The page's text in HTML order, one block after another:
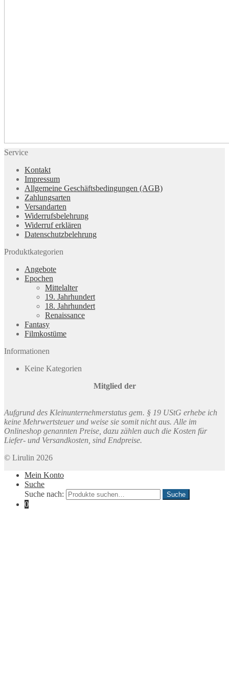
Service
Kontakt
Impressum
Allgemeine Geschäftsbedingungen (AGB)
Zahlungsarten
Versandarten
Widerrufsbelehrung
Widerruf erklären
Datenschutzbelehrung
Produktkategorien
Angebote
Epochen
Mittelalter
19. Jahrhundert
18. Jahrhundert
Renaissance
Fantasy
Filmkostüme
Informationen
Keine Kategorien
Mitglied der
Aufgrund des Kleinunternehmerstatus gem. § 19 UStG erhebe ich
keine Mehrwertsteuer und weise sie somit nicht aus. Alle im
Onlineshop genannten Preise, dazu zählen auch die Kosten für
Liefer- und Versandkosten, sind Endpreise.
© Lirulin 2026
Mein Konto
Suche
Suche nach:
Suche
0